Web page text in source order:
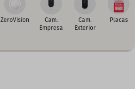
ZeroVision
Cam.
Empresa
Cam.
Exterior
Placas